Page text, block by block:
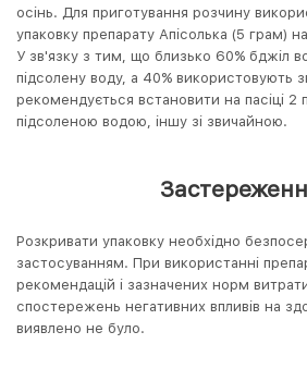
осінь. Для приготування розчину
упаковку препарату Апісолька (5 грам)
У зв'язку з тим, що близько 60% бджіл
підсолену воду, а 40% використовують
рекомендується встановити на пасіці 2
підсоленою водою, іншу зі звичайною.
Розкривати упаковку необхідно
застосуванням. При використанні
рекомендацій і зазначених норм
спостережень негативних впливів на
виявлено не було.